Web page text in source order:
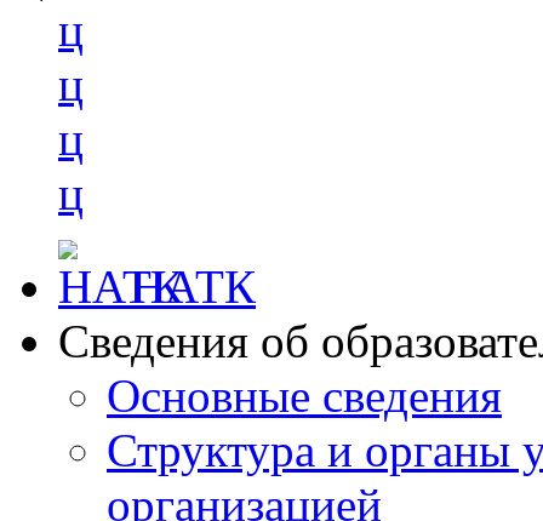
ц
ц
ц
ц
НАТК
Сведения об
Основные сведения
Структура и органы
организацией